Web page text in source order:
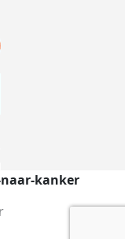
kanker